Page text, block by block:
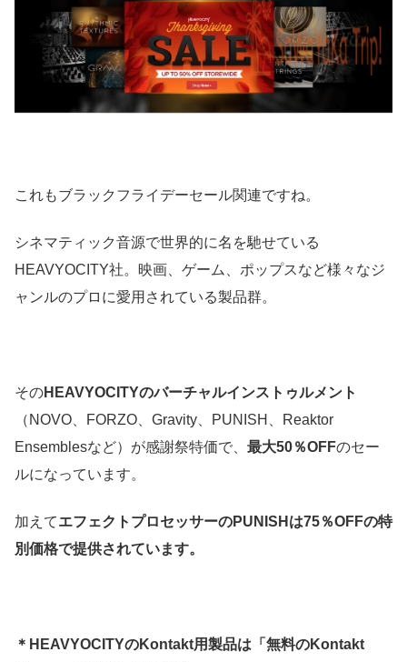
これもブラックフライデーセール関連ですね。
シネマティック音源で世界的に名を馳せている
HEAVYOCITY社。映画、ゲーム、ポップスなど様々なジ
ャンルのプロに愛用されている製品群。
そのHEAVYOCITYのバーチャルインストゥルメント
（NOVO、FORZO、Gravity、PUNISH、Reaktor
Ensemblesなど）が感謝祭特価で、 最大50％OFFのセー
ルになっています。
加えてエフェクトプロセッサーのPUNISHは75％OFFの特
別価格で提供されています。
＊HEAVYOCITYのKontakt用製品は「無料のKontakt